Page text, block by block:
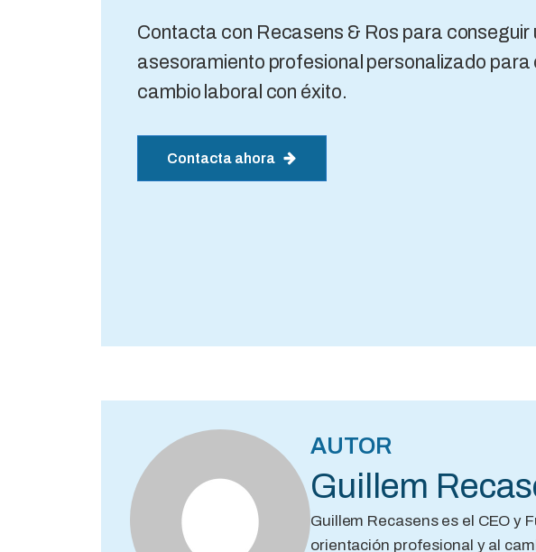
Contacta con Recasens & Ros para conseguir
asesoramiento profesional personalizado para
cambio laboral con éxito.
Contacta ahora
AUTOR
Guillem
Guillem Recasens es el CEO y
orientación profesional y al